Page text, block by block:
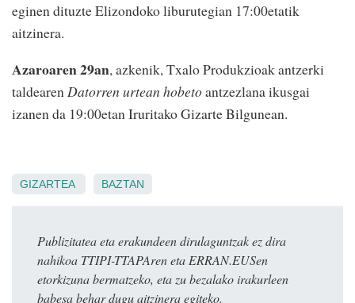
eginen dituzte Elizondoko liburutegian 17:00etatik
aitzinera.
Azaroaren 29an, azkenik, Txalo Produkzioak antzerki
taldearen Datorren urtean hobetoantzezlana ikusgai
izanen da 19:00etan Iruritako Gizarte Bilgunean.
GIZARTEA BAZTAN
Publizitatea eta erakundeen dirulaguntzak ez dira
nahikoa TTIPI-TTAPAren eta ERRAN.EUSen
etorkizuna bermatzeko, eta zu bezalako irakurleen
babesa behar dugu aitzinera egiteko.